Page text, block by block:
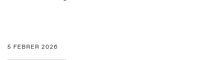
5 FEBRER 2026